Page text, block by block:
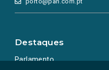
Destaques
Parlamento